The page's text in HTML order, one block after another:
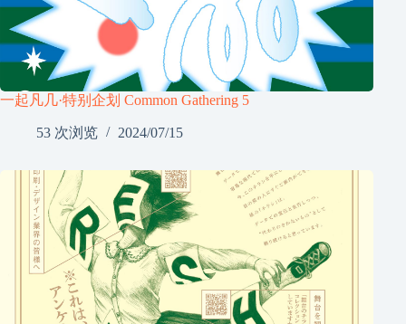
一起凡几·特别企划 Common Gathering 5
53 次浏览 2024/07/15